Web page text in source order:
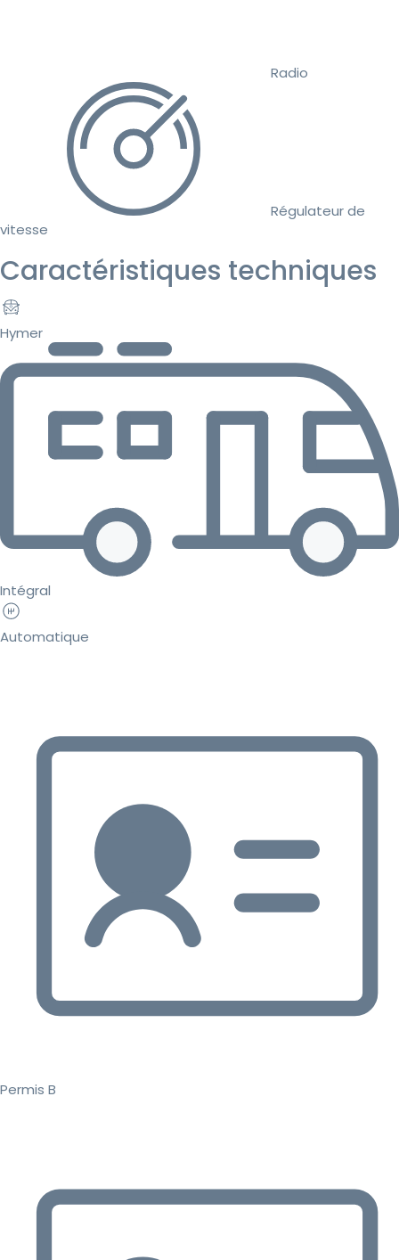
Radio
Régulateur de
vitesse
Caractéristiques techniques
Hymer
Intégral
Automatique
Permis B